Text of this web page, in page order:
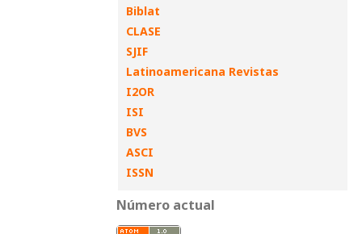
Biblat
CLASE
SJIF
Latinoamericana Revistas
I2OR
ISI
BVS
ASCI
ISSN
Número actual